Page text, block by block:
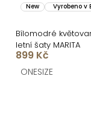
New Vyrobeno v
Bílomodré
letní šaty MARITA
899 Kč
ONESIZE